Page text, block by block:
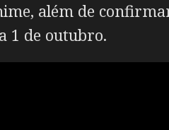
além de
1 de outubro.